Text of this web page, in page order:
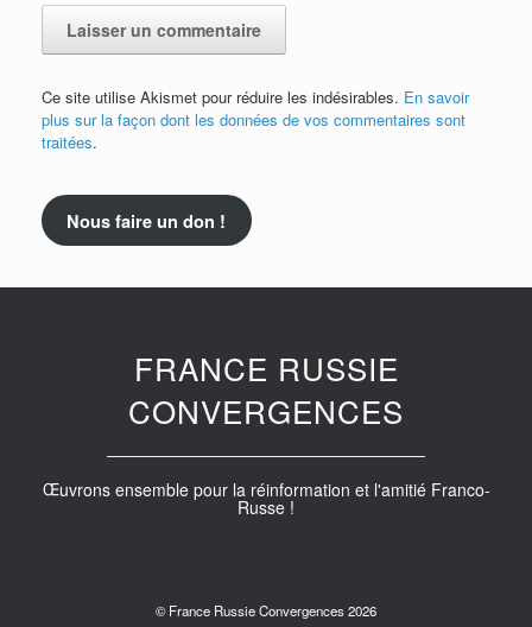
Ce site utilise Akismet pour réduire les indésirables. En savoir
plus sur la façon dont les données de vos commentaires sont
traitées.
Nous faire un don !
FRANCE RUSSIE
CONVERGENCES
Œuvrons ensemble pour la réinformation et l'amitié Franco-
Russe !
© France Russie Convergences 2026